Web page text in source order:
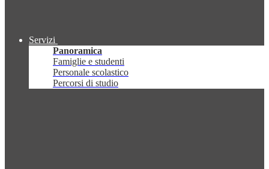
Servizi
Panoramica
Famiglie e studenti
Personale scolastico
Percorsi di studio